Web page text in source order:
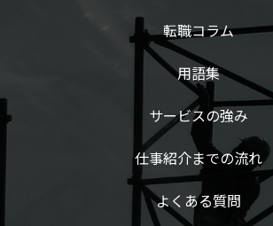
転職コラム
用語集
サービスの強み
仕事紹介までの流れ
よくある質問